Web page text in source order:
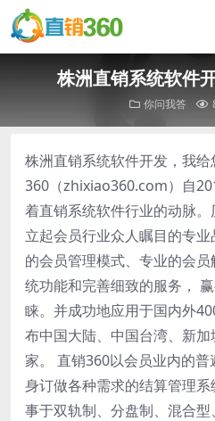
株洲直销系统软件
你问我答
株洲直销系统软件开发，我
360（zhixiao360.com）自
着直销系统软件行业的动脉
立起会员行业众人瞩目的专
的会员管理模式、专业的会
统功能和完善细致的服务，
睐。并成功地应用于国内外
布中国大陆、中国台湾、新
家。 直销360以会员业内的
身订做各种需求的结算管理
事于双轨制、分盘制、混合型